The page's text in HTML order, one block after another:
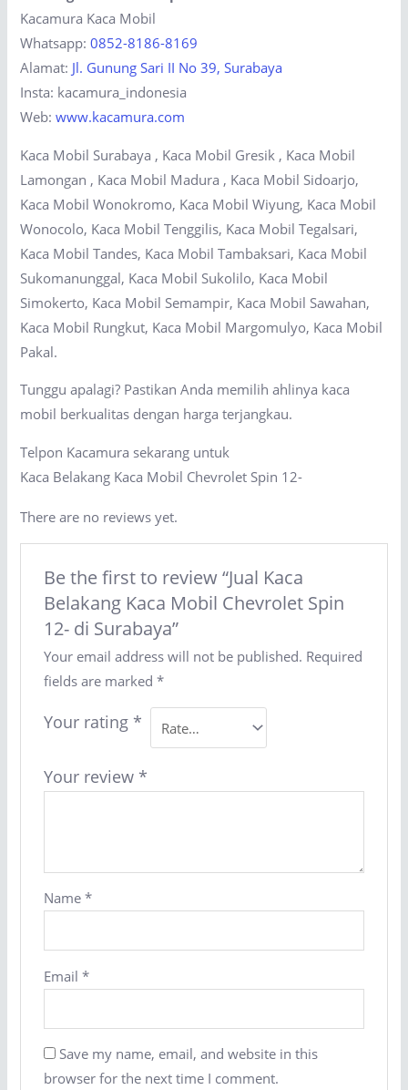
Kacamura Kaca Mobil
Whatsapp:0852-8186-8169
Alamat: Jl. Gunung Sari II No 39, Surabaya
Insta: kacamura_indonesia
Web:www.kacamura.com
Kaca Mobil Surabaya , Kaca Mobil Gresik , Kaca Mobil
Lamongan , Kaca Mobil Madura , Kaca Mobil Sidoarjo,
Kaca Mobil Wonokromo, Kaca Mobil Wiyung, Kaca Mobil
Wonocolo, Kaca Mobil Tenggilis, Kaca Mobil Tegalsari,
Kaca Mobil Tandes, Kaca Mobil Tambaksari, Kaca Mobil
Sukomanunggal, Kaca Mobil Sukolilo, Kaca Mobil
Simokerto, Kaca Mobil Semampir, Kaca Mobil Sawahan,
Kaca Mobil Rungkut, Kaca Mobil Margomulyo, Kaca Mobil
Pakal.
Tunggu apalagi? Pastikan Anda memilih ahlinya kaca
mobil berkualitas dengan harga terjangkau.
Telpon Kacamura sekarang untuk
Kaca Belakang Kaca Mobil Chevrolet Spin 12-
There are no reviews yet.
Be the first to review “Jual Kaca
Belakang Kaca Mobil Chevrolet Spin
12- di Surabaya”
Your email address will not be published. Required
fields are marked *
Your rating *
Your review *
Name *
Email *
Save my name, email, and website in this
browser for the next time I comment.